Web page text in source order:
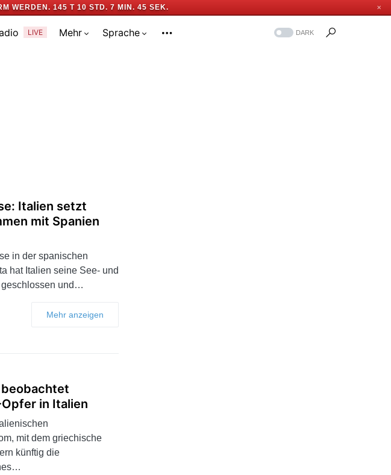
WERDEN. 145 T 10 STD. 7 MIN. 44 SEK. ✕
LIVE Mehr Sprache DARK
Italien setzt
mit Spanien
in der spanischen
hat Italien seine See- und
geschlossen und…
Mehr anzeigen
in Italien
mit dem griechische
künftig die